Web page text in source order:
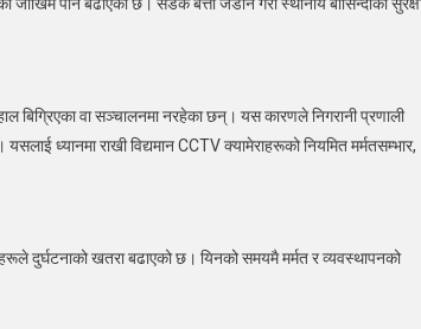
बिग्रिएका वा सञ्चालनमा नरहेका छन्। यस कारणले निगरानी प्रणाली
ध्यानमा राखी विद्यमान CCTV क्यामेराहरूको नियमित मर्मतसम्भार,
दुर्घटनाको खतरा बढाएको छ। यिनको समयमै मर्मत र व्यवस्थापनको